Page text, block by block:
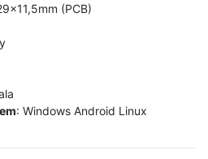
(PCB)
: Windows Android Linux